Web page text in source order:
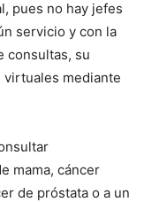
pues no hay jefes
servicio y con la
consultas, su
mediante
mama, cáncer
de próstata o a un